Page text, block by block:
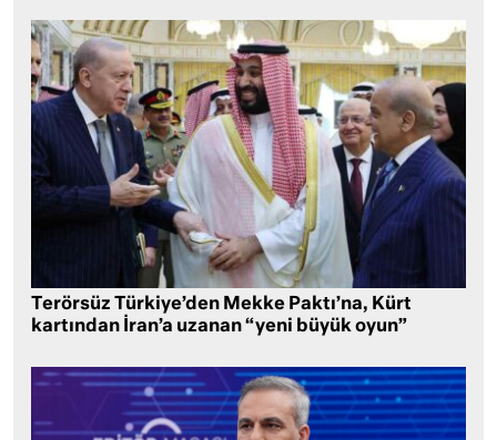
Terörsüz Türkiye’den Mekke Paktı’na, Kürt
kartından İran’a uzanan “yeni büyük oyun”